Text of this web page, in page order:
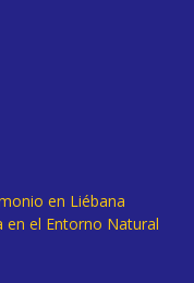
en Liébana
en el Entorno Natural